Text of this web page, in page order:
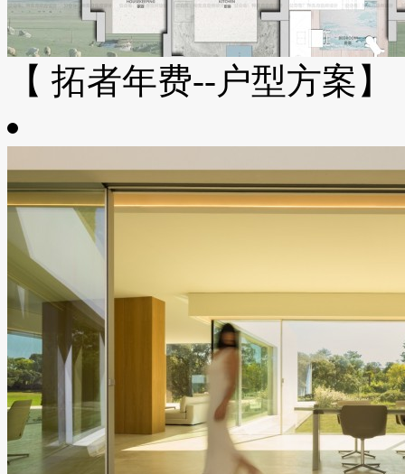
【 拓者年费--户型方案】